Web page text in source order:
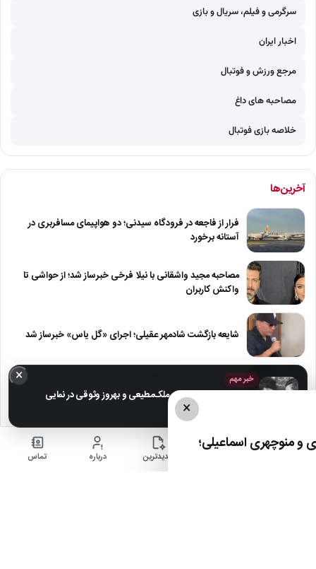
سرگرمی و فیلم، سریال و بازی
اخبار ایران
مرجع ورزش و فوتبال
مصاحبه های داغ
خلاصه بازی فوتبال
آخرین‌ها
فرار از فاجعه در فرودگاه سیدنی؛ دو هواپیمای مسافربری در
آستانه برخورد
مصاحبه مجید واشقانی با نیلا فرخی خبرساز شد؛ از حواشی تا
واکنش کاربران
شایعه بازگشت شادمهر عقیلی؛ اجرای «گل یاس» خبرساز شد
عکس | سفر در زمان؛ ناصر ملک‌مطیعی و بهروز وثوقی در نمایی
از…
نقطه مقابل دژاوو؛ ژامه‌وو چرا چیزهای آشنا را غریبه می‌کند؟
×
منوچهری اسماعیلی؛
× خبر مهم
عکس | سفر در زمان؛ ناصر ملک‌مطیعی و بهروز وثوقی در نمایی
جدیدترین درباره تماس